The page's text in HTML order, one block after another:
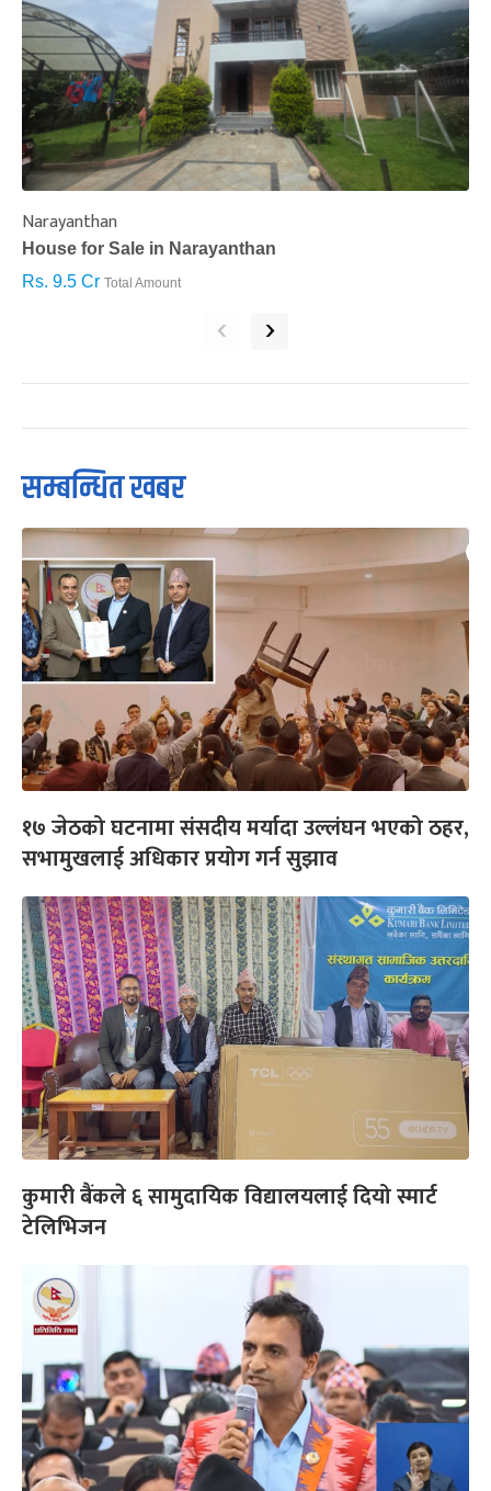
Narayanthan
House for Sale in Narayanthan
Rs. 9.5 Cr Total Amount
‹ ›
सम्बन्धित खबर
१७ जेठको घटनामा संसदीय मर्यादा उल्लंघन भएको ठहर,
सभामुखलाई अधिकार प्रयोग गर्न सुझाव
कुमारी बैंकले ६ सामुदायिक विद्यालयलाई दियो स्मार्ट
टेलिभिजन